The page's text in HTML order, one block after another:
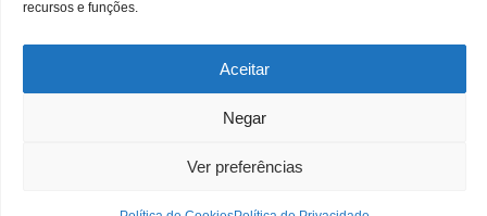
recursos e funções.
Aceitar
Negar
Ver preferências
CAPÍTULO SÃO PAULO BRASIL DO
PROJECT MANAGEMENT INSTITUTE |